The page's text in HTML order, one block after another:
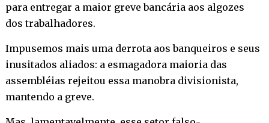
para entregar a maior greve bancária aos algozes
dos trabalhadores.
Impusemos mais uma derrota aos banqueiros e seus
inusitados aliados: a esmagadora maioria das
assembléias rejeitou essa manobra divisionista,
mantendo a greve.